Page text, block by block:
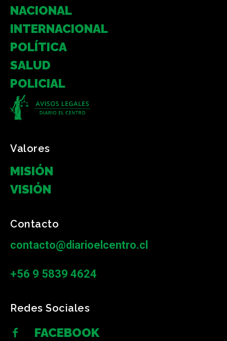
NACIONAL
INTERNACIONAL
POLÍTICA
SALUD
POLICIAL
Valores
MISIÓN
VISIÓN
Contacto
contacto@diarioelcentro.cl
+56 9 5839 4624
Redes Sociales
FACEBOOK